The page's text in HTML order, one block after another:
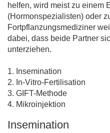
helfen, wird meist zu einem
(Hormonspezialisten) oder
Fortpflanzungsmediziner
dabei, dass beide Partner
unterziehen.
1. Insemination
2. In-Vitro-Fertilisation
3. GIFT-Methode
4. Mikroinjektion
Insemination